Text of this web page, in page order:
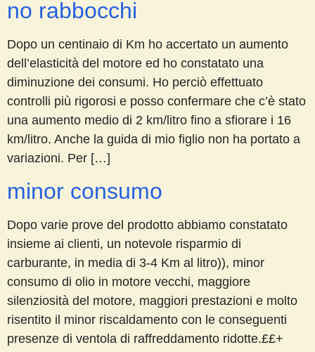
no rabbocchi
Dopo un centinaio di Km ho accertato un aumento
dell’elasticità del motore ed ho constatato una
diminuzione dei consumi. Ho perciò effettuato
controlli più rigorosi e posso confermare che c’è stato
una aumento medio di 2 km/litro fino a sfiorare i 16
km/litro. Anche la guida di mio figlio non ha portato a
variazioni. Per […]
minor consumo
Dopo varie prove del prodotto abbiamo constatato
insieme ai clienti, un notevole risparmio di
carburante, in media di 3-4 Km al litro)), minor
consumo di olio in motore vecchi, maggiore
silenziosità del motore, maggiori prestazioni e molto
risentito il minor riscaldamento con le conseguenti
presenze di ventola di raffreddamento ridotte.££+